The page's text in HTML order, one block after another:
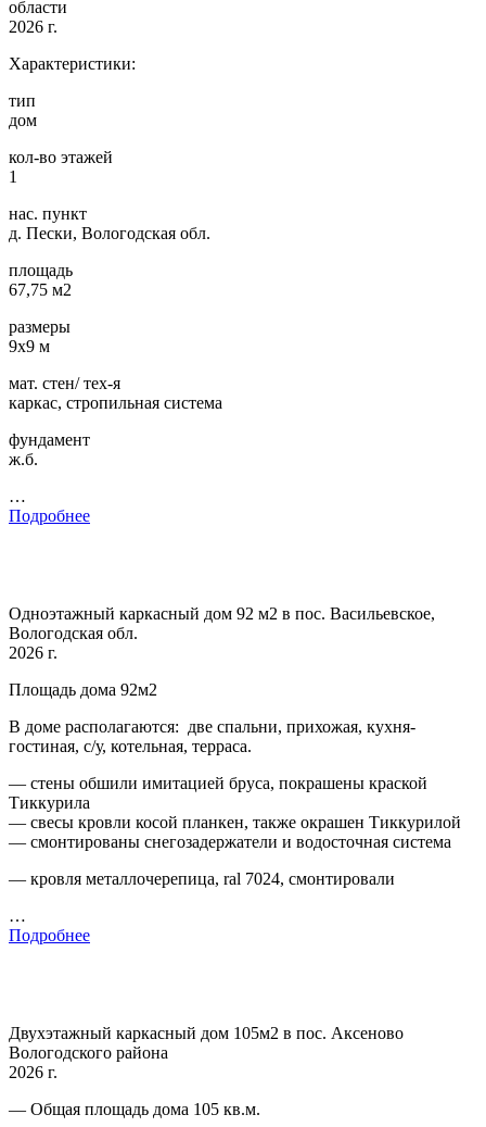
области
2026 г.
Характеристики:
тип
дом
кол-во этажей
1
нас. пункт
д. Пески, Вологодская обл.
площадь
67,75 м2
размеры
9х9 м
мат. стен/ тех-я
каркас, стропильная система
фундамент
ж.б.
…
Подробнее
Одноэтажный каркасный дом 92 м2 в пос. Васильевское,
Вологодская обл.
2026 г.
Площадь дома 92м2
В доме располагаются: две спальни, прихожая, кухня-
гостиная, с/у, котельная, терраса.
— стены обшили имитацией бруса, покрашены краской
Тиккурила
— свесы кровли косой планкен, также окрашен Тиккурилой
— смонтированы снегозадержатели и водосточная система
— кровля металлочерепица, ral 7024, смонтировали
…
Подробнее
Двухэтажный каркасный дом 105м2 в пос. Аксеново
Вологодского района
2026 г.
— Общая площадь дома 105 кв.м.